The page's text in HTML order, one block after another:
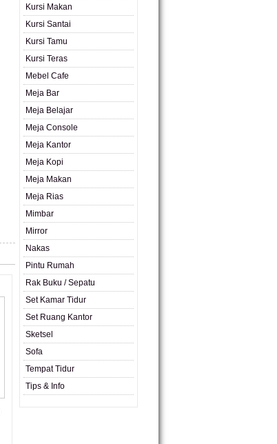
Kursi Makan
Kursi Santai
Kursi Tamu
Kursi Teras
Mebel Cafe
Meja Bar
Meja Belajar
Meja Console
Meja Kantor
Meja Kopi
Meja Makan
Meja Rias
Mimbar
Mirror
Nakas
Pintu Rumah
Rak Buku / Sepatu
Set Kamar Tidur
Set Ruang Kantor
Sketsel
Sofa
Tempat Tidur
Tips & Info